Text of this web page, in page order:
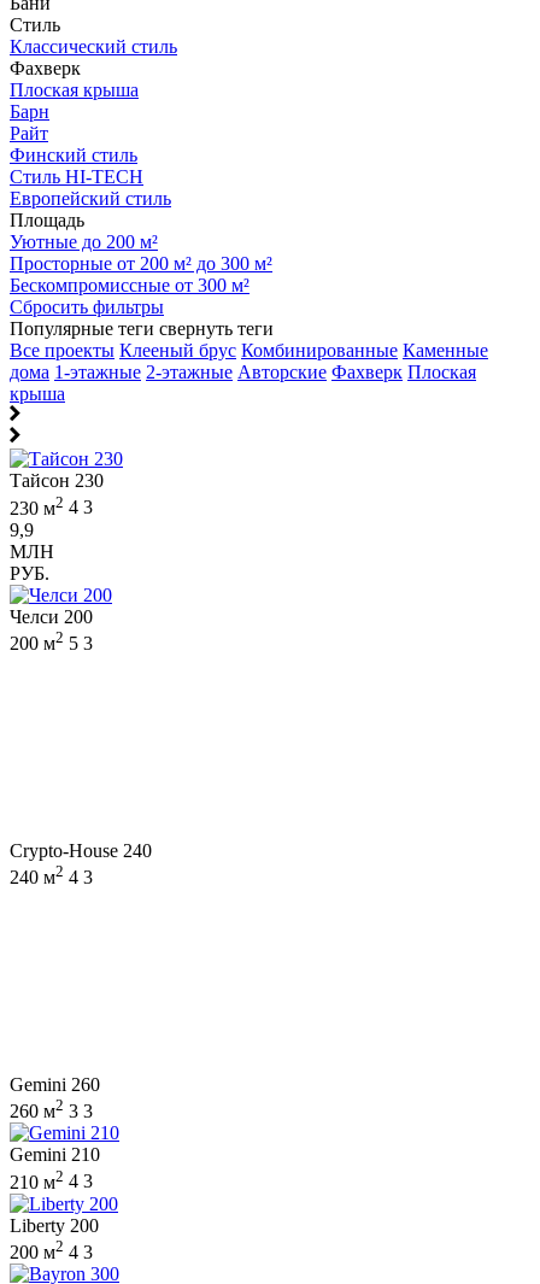
Стиль
Классический стиль
Фахверк
Плоская крыша
Барн
Райт
Финский стиль
Стиль HI-TECH
Европейский стиль
Площадь
Уютные до 200 м²
Просторные от 200 м² до 300 м²
Бескомпромиссные от 300 м²
Сбросить фильтры
Популярные теги свернуть теги
Все проекты Клееный брус Комбинированные Каменные
дома 1-этажные 2-этажные Авторские Фахверк Плоская
крыша
Тайсон 230
230 м2 4 3
9,9
МЛН
РУБ.
Челси 200
200 м2 5 3
Crypto-House 240
240 м2 4 3
Gemini 260
260 м2 3 3
Gemini 210
210 м2 4 3
Liberty 200
200 м2 4 3